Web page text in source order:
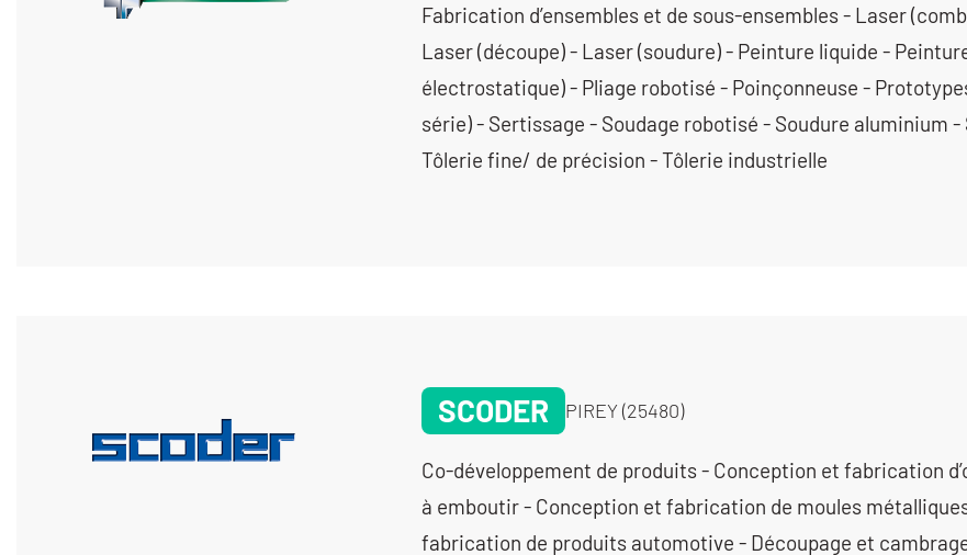
Fabrication d’ensembles et de sous-ensembles - Laser
Laser (découpe) - Laser (soudure) - Peinture liquide -
électrostatique) - Pliage robotisé - Poinçonneuse -
série) - Sertissage - Soudage robotisé - Soudure aluminium
Tôlerie fine/ de précision - Tôlerie industrielle
SCODER PIREY (25480)
Co-développement de produits - Conception et fabrication
à emboutir - Conception et fabrication de moules
fabrication de produits automotive - Découpage et